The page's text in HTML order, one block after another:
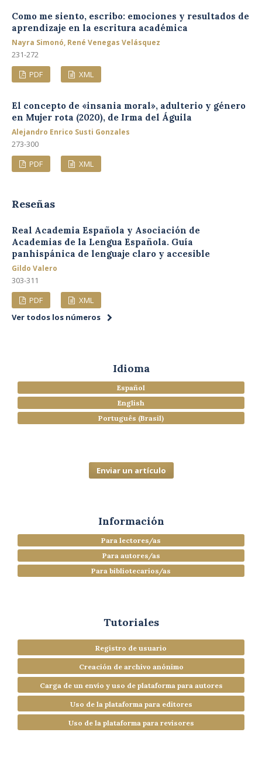
Como me siento, escribo: emociones y resultados de
aprendizaje en la escritura académica
Nayra Simonó, René Venegas Velásquez
231-272
PDF
XML
El concepto de «insania moral», adulterio y género
en Mujer rota (2020), de Irma del Águila
Alejandro Enrico Susti Gonzales
273-300
PDF
XML
Reseñas
Real Academia Española y Asociación de
Academias de la Lengua Española. Guía
panhispánica de lenguaje claro y accesible
Gildo Valero
303-311
PDF
XML
Ver todos los números
Idioma
Español
English
Português (Brasil)
Enviar un artículo
Información
Para lectores/as
Para autores/as
Para bibliotecarios/as
Tutoriales
Registro de usuario
Creación de archivo anónimo
Carga de un envío y uso de plataforma para autores
Uso de la plataforma para editores
Uso de la plataforma para revisores